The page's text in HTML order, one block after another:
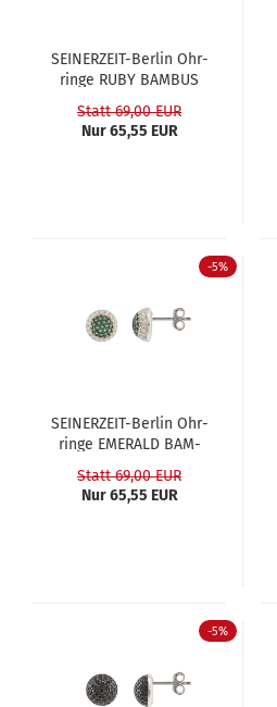
SEINERZEIT-​​Ber­lin Ohr­
rin­ge RUBY BAM­BUS
Statt 69,00 EUR
Nur 65,55 EUR
-5%
SEINERZEIT-​​Ber­lin Ohr­
rin­ge EME­RALD BAM­
Statt 69,00 EUR
Nur 65,55 EUR
-5%